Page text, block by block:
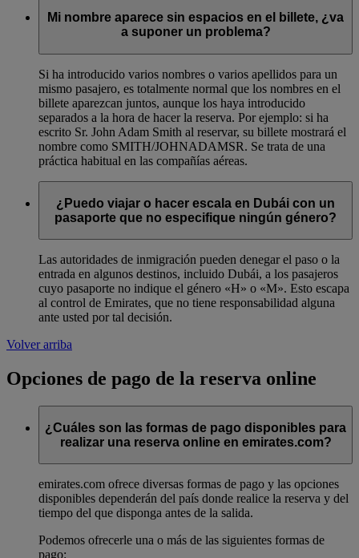
Mi nombre aparece sin espacios en el billete, ¿va
a suponer un problema?
Si ha introducido varios nombres o varios apellidos para un
mismo pasajero, es totalmente normal que los nombres en el
billete aparezcan juntos, aunque los haya introducido
separados a la hora de hacer la reserva. Por ejemplo: si ha
escrito Sr. John Adam Smith al reservar, su billete mostrará el
nombre como SMITH/JOHNADAMSR. Se trata de una
práctica habitual en las compañías aéreas.
¿Puedo viajar o hacer escala en Dubái con un
pasaporte que no especifique ningún género?
Las autoridades de inmigración pueden denegar el paso o la
entrada en algunos destinos, incluido Dubái, a los pasajeros
cuyo pasaporte no indique el género «H» o «M». Esto escapa
al control de Emirates, que no tiene responsabilidad alguna
ante usted por tal decisión.
Volver arriba
Opciones de pago de la reserva online
¿Cuáles son las formas de pago disponibles para
realizar una reserva online en emirates.com?
emirates.com ofrece diversas formas de pago y las opciones
disponibles dependerán del país donde realice la reserva y del
tiempo del que disponga antes de la salida.
Podemos ofrecerle una o más de las siguientes formas de
pago: